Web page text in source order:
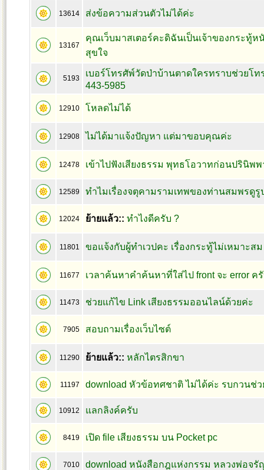
13614 ส่งข้อความส่วนตัวไม่ได้ค่ะ
13167
คุณเว็บมาสเตอร์คะดิฉันเป็นเจ้าของกระทู้ห
สุขใจ
5193
เบอร์โทรศัพ์วัดป่าบ้านตาดใครทราบช่วยโท
443-5985
12910 โหลดไม่ได้
12908 ไม่ได้มาแจ้งปัญหา แต่มาขอบคุณค่ะ
12478 เข้าไปฟังเสียงธรรม พุทธโอวาทก่อนปรินิพ
12589 ทำไมเรื่องจตุคามรามเทพของท่านสมพรดูรู
12024 ย้ายแล้ว:: ทำไงดีครับ ?
11801 ขอแจ้งกับผู้ทำเวปคะ เรื่องกระทู้ไม่เหมาะสม
11677 เวลาค้นหาคำค้นหาที่ใส่ไป front จะ error ค
11473 ช่วยแก้ไข Link เสียงธรรมออนไลน์ด้วยค่ะ
7905 สอบถามเรื่องเว็บไซต์
11290 ย้ายแล้ว:: หลักไตรสิกขา
11197 download หัวข้อทศชาติ ไม่ได้ค่ะ รบกวนช่ว
10912 แลกลิงค์ครับ
8419 เปิด file เสียงธรรม บน Pocket pc
7010 download หนังสือกฎแห่งกรรม หลวงพ่อจรั